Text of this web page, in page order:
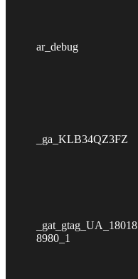
ar_debug
_ga_KLB34QZ3FZ
_gat_gtag_UA_18018
8980_1